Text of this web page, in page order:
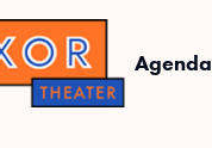
Agenda